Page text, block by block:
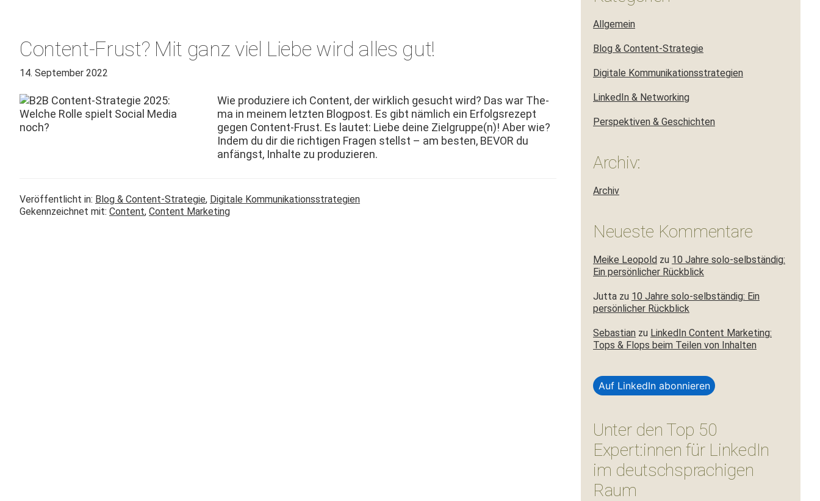
Content-Frust? Mit ganz viel Liebe wird alles gut!
14. September 2022
Wie pro­duziere ich Con­tent, der wirk­lich gesucht wird? Das war The­
ma in meinem let­zten Blog­post. Es gibt näm­lich ein Erfol­gsrezept
gegen Con­tent-Frust. Es lautet: Liebe deine Zielgruppe(n)! Aber wie?
Indem du dir die richti­gen Fra­gen stellst – am besten, BEVOR du
anfängst, Inhalte zu produzieren.
Veröffentlicht in: Blog & Content-Strategie, Digitale Kommunikationsstrategien
Gekennzeichnet mit: Content, Content Marketing
Allgemein
Blog & Content-Strategie
Digitale Kommunikationsstrategien
LinkedIn & Networking
Perspektiven & Geschichten
Archiv:
Archiv
Neueste Kommentare
Meike Leopold zu 10 Jahre solo-selbständig:
Ein persönlicher Rückblick
Jutta zu 10 Jahre solo-selbständig: Ein
persönlicher Rückblick
Sebastian zu LinkedIn Content Marketing:
Tops & Flops beim Teilen von Inhalten
Auf LinkedIn abonnieren
Unter den Top 50
Expert:innen für LinkedIn
im deutschsprachigen
Raum